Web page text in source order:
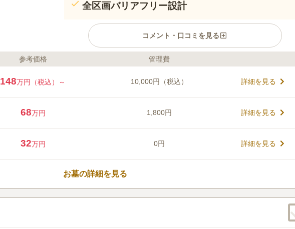
全区画バリアフリー設計
コメント・口コミを見る
ライフドット編集部のコメント
す。 富士山を眺望できます。故人は東京にいながら富士山に見
守られ安らかに眠ることができるでしょう。全体的に新しく管
理も行き届いているので、どこを取っても明るく清潔です。お
花や線香なども用意があるので、手ぶらでお参り可能です。 京
王線「京王八王子駅」からバスでのアクセスが便利です。
コメントの続きを読む
口コミ評価
4.4
が少しあるけれど、八王子駅まで戻っればいくらでもあります。
口コミの続きを読む
参考価格 管理費
148万円（税込）～ 10,000円（税込） 詳細を見る
68万円 1,800円 詳細を見る
32万円 0円 詳細を見る
お墓の詳細を見る